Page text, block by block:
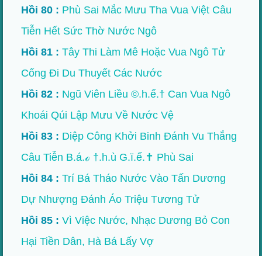
Hồi 80 : Phù Sai Mắc Mưu Tha Vua Việt Câu
Tiễn Hết Sức Thờ Nước Ngô
Hồi 81 : Tây Thi Làm Mê Hoặc Vua Ngô Tử
Cống Đi Du Thuyết Các Nước
Hồi 82 : Ngũ Viên Liều ©.h.ế.† Can Vua Ngô
Khoái Qúi Lập Mưu Về Nước Vệ
Hồi 83 : Diệp Công Khởi Binh Đánh Vu Thắng
Câu Tiễn B.á.ℴ †.h.ù G.ï.ế.✝ Phù Sai
Hồi 84 : Trí Bá Tháo Nước Vào Tấn Dương
Dự Nhượng Đánh Áo Triệu Tương Tử
Hồi 85 : Vì Việc Nước, Nhạc Dương Bỏ Con
Hại Tiền Dân, Hà Bá Lấy Vợ